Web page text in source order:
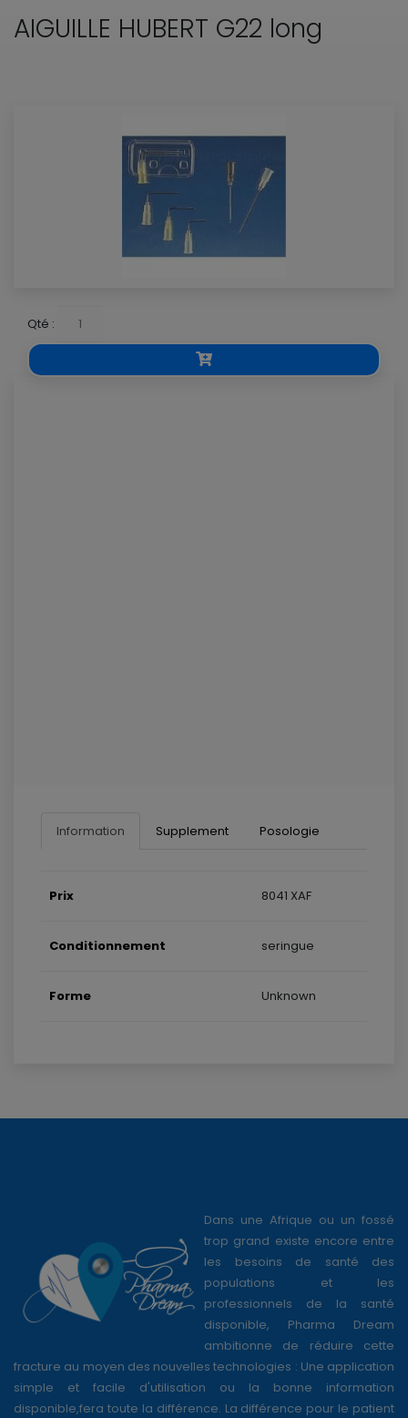
AIGUILLE HUBERT G22 long
Qté :
Information Supplement Posologie
Prix 8041 XAF
Conditionnement seringue
Forme Unknown
Dans une Afrique ou un fossé
trop grand existe encore entre
les besoins de santé des
populations et les
professionnels de la santé
disponible, Pharma Dream
ambitionne de réduire cette
fracture au moyen des nouvelles technologies : Une application
simple et facile d'utilisation ou la bonne information
disponible,fera toute la différence. La différence pour le patient